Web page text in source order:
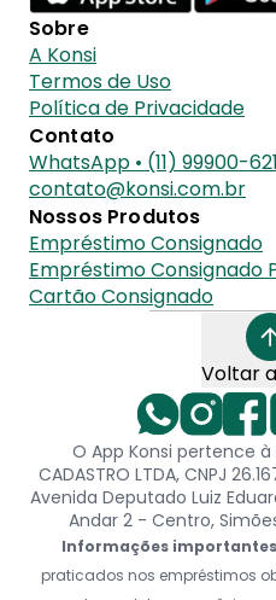
Sobre
A Konsi
Termos de Uso
Política de Privacidade
Contato
WhatsApp • (11) 99900-
contato@konsi.com.br
Nossos Produtos
Empréstimo Consignado
Empréstimo Consignado
Cartão Consignado
Voltar
O App Konsi pertence à
CADASTRO LTDA, CNPJ
Avenida Deputado Luiz
Andar 2 - Centro,
Informações
praticados nos empréstimos